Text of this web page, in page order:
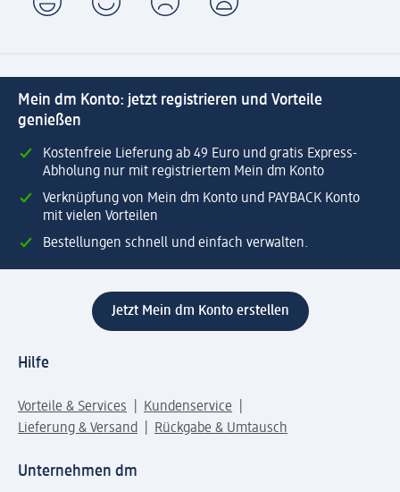
Mein dm Konto: jetzt registrieren und Vorteile
genießen
Kostenfreie Lieferung ab 49 Euro und gratis Express-
Abholung nur mit registriertem Mein dm Konto
Verknüpfung von Mein dm Konto und PAYBACK Konto
mit vielen Vorteilen
Bestellungen schnell und einfach verwalten.
Jetzt Mein dm Konto erstellen
Hilfe
Vorteile & Services
Kundenservice
Lieferung & Versand
Rückgabe & Umtausch
Unternehmen dm